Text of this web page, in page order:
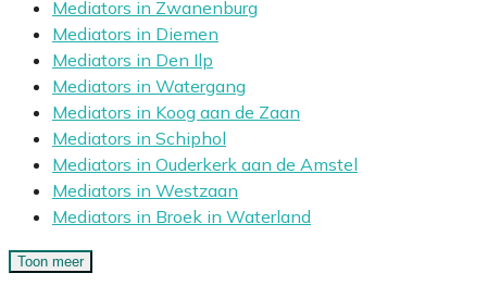
Mediators in Zwanenburg
Mediators in Diemen
Mediators in Den Ilp
Mediators in Watergang
Mediators in Koog aan de Zaan
Mediators in Schiphol
Mediators in Ouderkerk aan de Amstel
Mediators in Westzaan
Mediators in Broek in Waterland
Toon meer